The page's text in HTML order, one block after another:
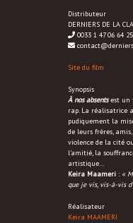
Distributeur
DERNIERS DE LA
0033 1 47 06 64 25
Site du film
Synopsis
À nos absentsest un
rap. La réalisatrice
pudiquement la
de leurs frères,
violence de la cité
l’amitié, la
artistique…
Keira Maameri : «
que je vis, vis-à-vis
Réalisateur
Keira MAAMERI